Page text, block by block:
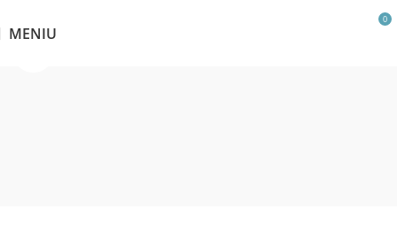
MENIU
0